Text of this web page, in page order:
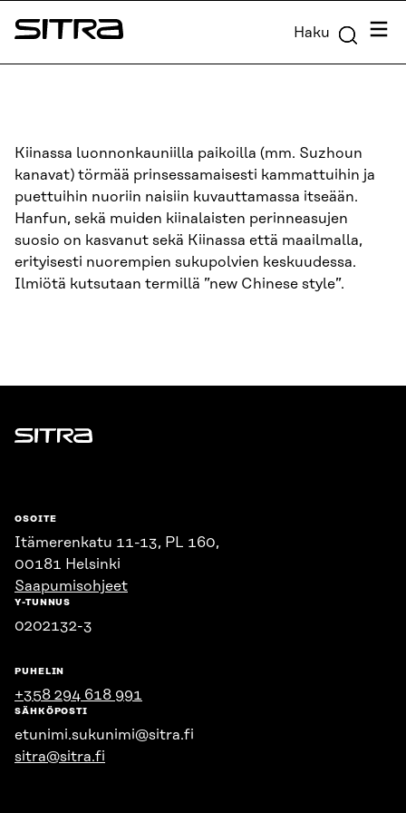
Siirry
suoraan
Sitra Haku
Kiinassa luonnonkauniilla paikoilla (mm. Suzhoun
kanavat) törmää prinsessamaisesti kammattuihin ja
puettuihin nuoriin naisiin kuvauttamassa itseään.
Hanfun, sekä muiden kiinalaisten perinneasujen
suosio on kasvanut sekä Kiinassa että maailmalla,
erityisesti nuorempien sukupolvien keskuudessa.
Ilmiötä kutsutaan termillä ”new Chinese style”.
Sitra
OSOITE
Itämerenkatu 11-13, PL 160,
00181 Helsinki
Saapumisohjeet
Y-TUNNUS
0202132-3
PUHELIN
+358 294 618 991
SÄHKÖPOSTI
etunimi.sukunimi@sitra.fi
sitra@sitra.fi